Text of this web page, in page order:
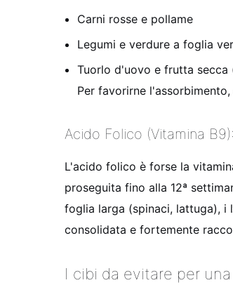
Carni rosse e pollame
Legumi e verdure a foglia
Tuorlo d'uovo e frutta secca
Per favorirne
Acido Folico (Vitamina
L'acido folico è forse la
proseguita fino alla 12ª
foglia larga (spinaci, lattuga), i
consolidata e fortemente
I cibi da evitare per